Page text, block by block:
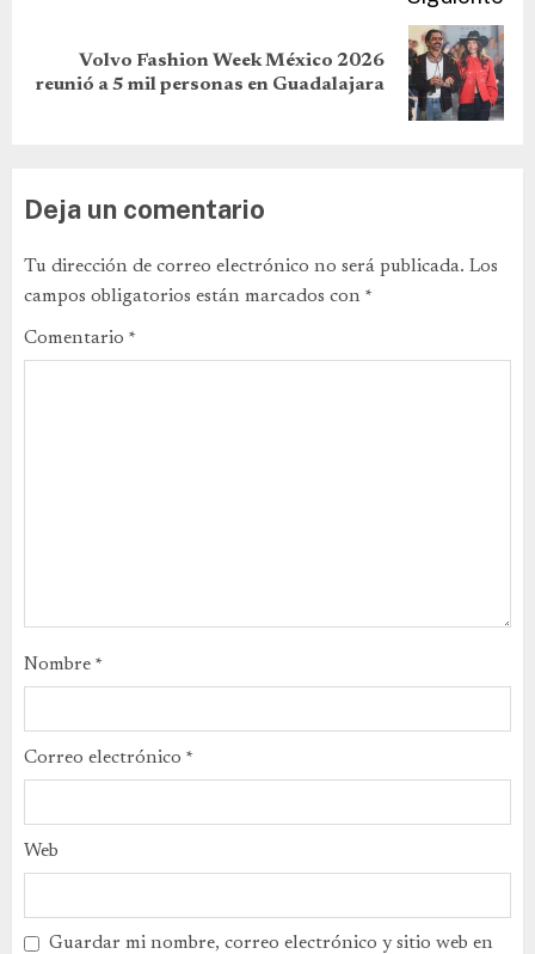
Volvo Fashion Week México 2026
reunió a 5 mil personas en Guadalajara
Deja un comentario
Tu dirección de correo electrónico no será publicada. Los
campos obligatorios están marcados con *
Comentario *
Nombre *
Correo electrónico *
Web
Guardar mi nombre, correo electrónico y sitio web en